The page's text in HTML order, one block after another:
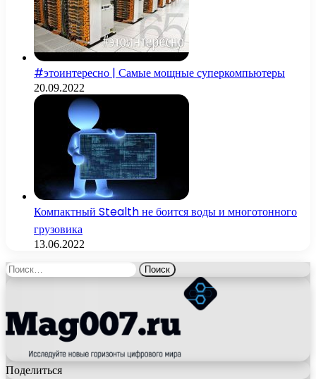
#этоинтересно | Самые мощные суперкомпьютеры
20.09.2022
Компактный Stealth не боится воды и многотонного
грузовика
13.06.2022
Найти:
Поделиться